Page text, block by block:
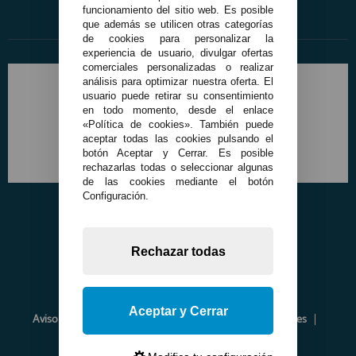
Aviso Legal Política de Privacidad
Política de Cookies
Envíos y Devoluciones
Opiniones
funcionamiento del sitio web. Es posible
que además se utilicen otras categorías
de cookies para personalizar la
experiencia de usuario, divulgar ofertas
comerciales personalizadas o realizar
análisis para optimizar nuestra oferta. El
usuario puede retirar su consentimiento
en todo momento, desde el enlace
«Política de cookies». También puede
aceptar todas las cookies pulsando el
botón Aceptar y Cerrar. Es posible
rechazarlas todas o seleccionar algunas
de las cookies mediante el botón
Configuración.
Rechazar todas
Aceptar y Cerrar